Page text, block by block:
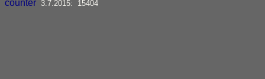
counter 3.7.2015: 15404